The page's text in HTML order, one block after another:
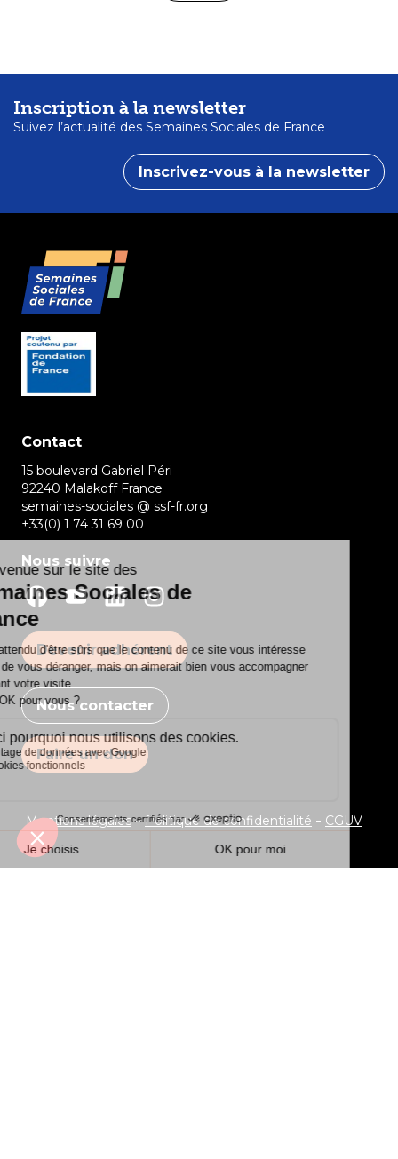
Inscription à la newsletter
Suivez l’actualité des Semaines Sociales de France
Inscrivez-vous à la newsletter
Contact
15 boulevard Gabriel Péri
92240 Malakoff France
semaines-sociales @ ssf-fr.org
+33(0) 1 74 31 69 00
Nous suivre
Devenir adhérent
Nous contacter
Faire un don
Mentions légales Politique de confidentialité CGUV